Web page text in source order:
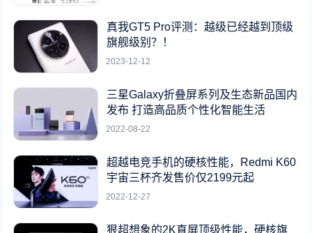
真我GT5 Pro评测：越级已经越到顶级
旗舰级别？！
2023-12-12
三星Galaxy折叠屏系列及生态新品国内
发布 打造高品质个性化智能生活
2022-08-22
超越电竞手机的硬核性能，Redmi K60
宇宙三杯齐发售价仅2199元起
2022-12-27
狠超想象的2K直屏顶级性能，硬核旗